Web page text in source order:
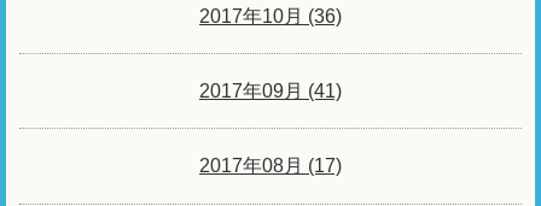
2017年10月 (36)
2017年09月 (41)
2017年08月 (17)